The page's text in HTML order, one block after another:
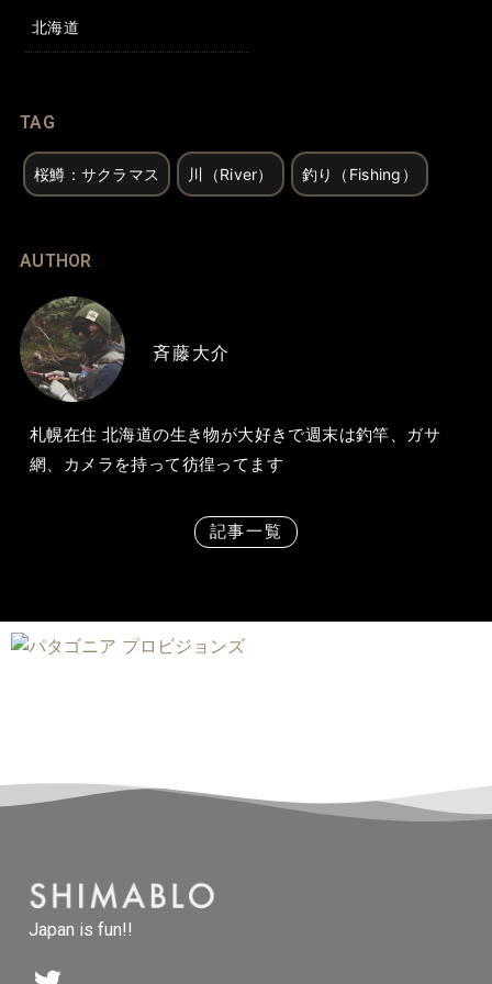
北海道
TAG
桜鱒：サクラマス 川（River） 釣り（Fishing）
AUTHOR
斉藤大介
札幌在住 北海道の生き物が大好きで週末は釣竿、ガサ
網、カメラを持って彷徨ってます
記事一覧
Japan is fun!!